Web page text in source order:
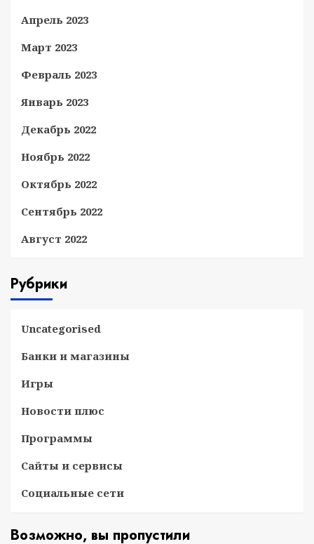
Апрель 2023
Март 2023
Февраль 2023
Январь 2023
Декабрь 2022
Ноябрь 2022
Октябрь 2022
Сентябрь 2022
Август 2022
Рубрики
Uncategorised
Банки и магазины
Игры
Новости плюс
Программы
Сайты и сервисы
Социальные сети
Возможно, вы пропустили